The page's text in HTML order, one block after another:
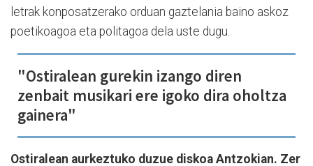
letrak konposatzerako orduan gaztelania baino askoz
poetikoagoa eta politagoa dela uste dugu.
"Ostiralean gurekin izango diren
zenbait musikari ere igoko dira oholtza
gainera"
Ostiralean aurkeztuko duzue diskoa Antzokian. Zer